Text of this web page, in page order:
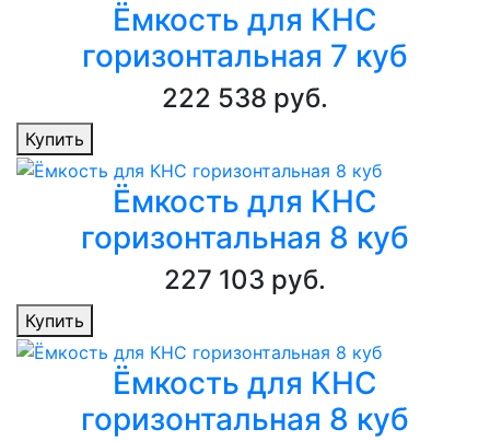
Ёмкость для КНС
горизонтальная 7 куб
222 538 руб.
Купить
Ёмкость для КНС
горизонтальная 8 куб
227 103 руб.
Купить
Ёмкость для КНС
горизонтальная 8 куб